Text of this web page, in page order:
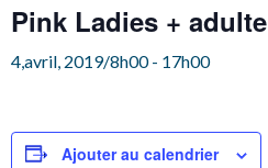
Pink Ladies + adulte
4,avril, 2019/8h00- 17h00
Ajouter au calendrier